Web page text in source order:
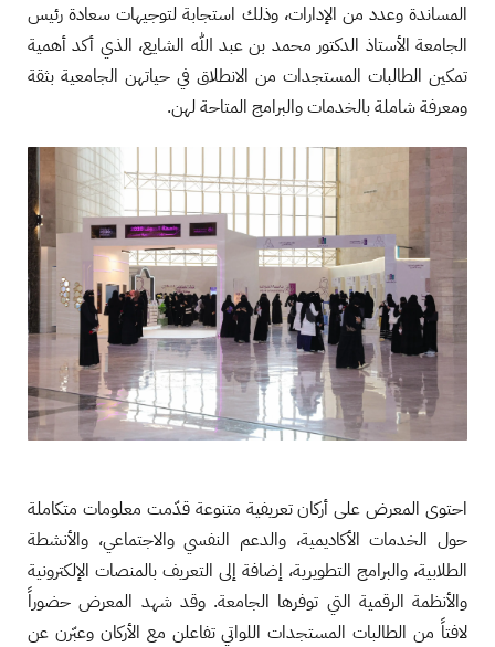
المساندة وعدد من الإدارات، وذلك استجابة لتوجيهات سعادة رئيس
الجامعة الأستاذ الدكتور محمد بن عبد الله الشايع، الذي أكد أهمية
تمكين الطالبات المستجدات من الانطلاق في حياتهن الجامعية بثقة
ومعرفة شاملة بالخدمات والبرامج المتاحة لهن.
احتوى المعرض على أركان تعريفية متنوعة قدّمت معلومات متكاملة
حول الخدمات الأكاديمية، والدعم النفسي والاجتماعي، والأنشطة
الطلابية، والبرامج التطويرية، إضافة إلى التعريف بالمنصات الإلكترونية
والأنظمة الرقمية التي توفرها الجامعة. وقد شهد المعرض حضوراً
لافتاً من الطالبات المستجدات اللواتي تفاعلن مع الأركان وعبّرن عن